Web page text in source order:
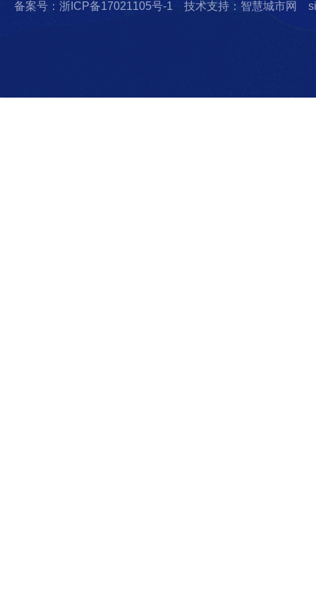
备案号：浙ICP备17021105号-1 技术支持：智慧城市网